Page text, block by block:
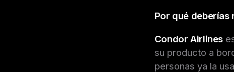
Por qué
Condor Airlines
su producto a
personas ya la